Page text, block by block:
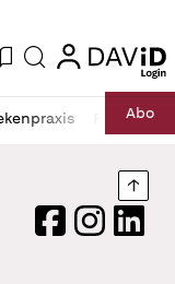
Ausgabe
Suche login
RechtAbo
FacebookInstagram